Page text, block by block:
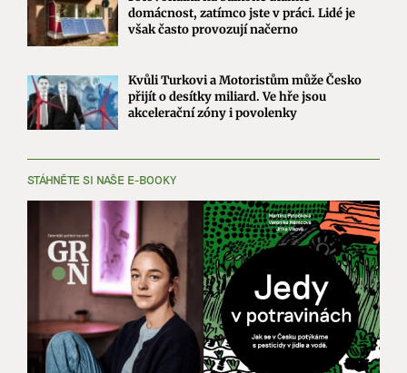
domácnost, zatímco jste v práci. Lidé je
však často provozují načerno
Kvůli Turkovi a Motoristům může Česko
přijít o desítky miliard. Ve hře jsou
akcelerační zóny i povolenky
STÁHNĚTE SI NAŠE E-BOOKY